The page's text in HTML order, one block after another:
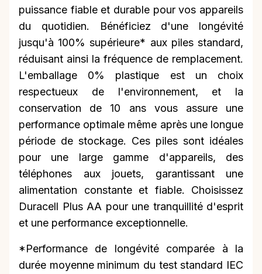
puissance fiable et durable pour vos appareils
du quotidien. Bénéficiez d'une longévité
jusqu'à 100% supérieure* aux piles standard,
réduisant ainsi la fréquence de remplacement.
L'emballage 0% plastique est un choix
respectueux de l'environnement, et la
conservation de 10 ans vous assure une
performance optimale même après une longue
période de stockage. Ces piles sont idéales
pour une large gamme d'appareils, des
téléphones aux jouets, garantissant une
alimentation constante et fiable. Choisissez
Duracell Plus AA pour une tranquillité d'esprit
et une performance exceptionnelle.
*Performance de longévité comparée à la
durée moyenne minimum du test standard IEC